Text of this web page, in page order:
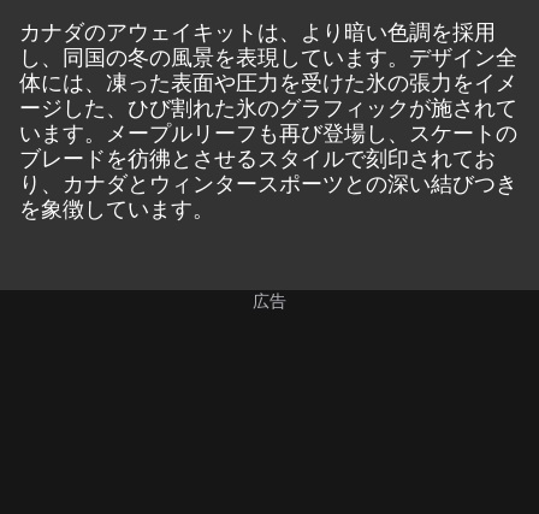
カナダのアウェイキットは、より暗い色調を採用
し、同国の冬の風景を表現しています。デザイン全
体には、凍った表面や圧力を受けた氷の張力をイメ
ージした、ひび割れた氷のグラフィックが施されて
います。メープルリーフも再び登場し、スケートの
ブレードを彷彿とさせるスタイルで刻印されてお
り、カナダとウィンタースポーツとの深い結びつき
を象徴しています。